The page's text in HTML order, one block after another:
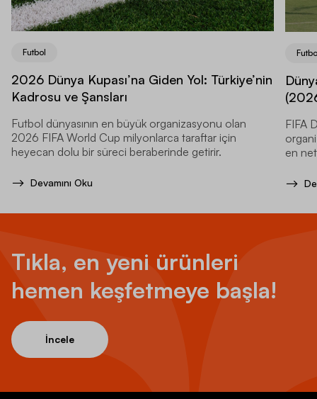
Futbol
2026 Dünya Kupası’na Giden Yol: Türkiye’nin
Kadrosu ve Şansları
Futbol dünyasının en büyük organizasyonu olan
2026 FIFA World Cup milyonlarca taraftar için
heyecan dolu bir süreci beraberinde getirir.
Devamını Oku
FIFA
en
Tıkla, en yeni ürünleri
hemen keşfetmeye başla!
İncele